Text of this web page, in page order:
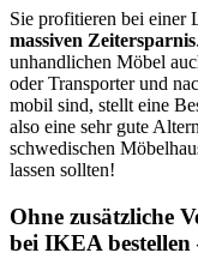
Sie profitieren bei einer
massiven Zeitersparnis
unhandlichen Möbel
oder Transporter und
mobil sind, stellt eine
also eine sehr gute
schwedischen
lassen sollten!
Ohne zusätzliche
bei IKEA bestellen